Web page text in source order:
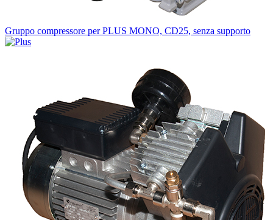
Gruppo compressore per PLUS MONO, CD25, senza supporto